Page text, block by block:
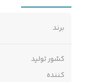
برند
کشور تولید
کننده